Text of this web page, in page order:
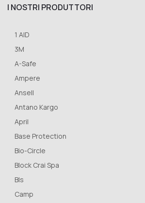
I NOSTRI PRODUTTORI
1 AID
3M
A-Safe
Ampere
Ansell
Antano Kargo
April
Base Protection
Bio-Circle
Block Crai Spa
Bls
Camp